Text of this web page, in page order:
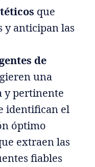
que
y anticipan las
de
una
y pertinente
identifican el
óptimo
extraen las
fiables